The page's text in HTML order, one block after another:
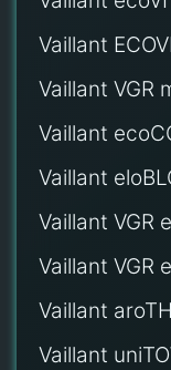
Vaillant
Vaillant VGR
Vaillant
Vaillant
Vaillant VGR
Vaillant VGR
Vaillant
Vaillant